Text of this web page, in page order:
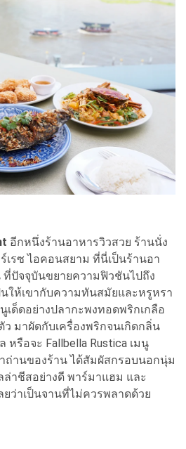
อีกหนึ่งร้านอาหารวิวสวย ร้านนั่ง
รซ ไอคอนสยาม ที่นี่เป็นร้านอา
ปัจจุบันขยายความฟิวชันไปถึง
ให้เขากับความทันสมัยและหรูหรา
เด็ดอย่างปลากะพงทอดพริกเกลือ
มาผัดกับเครื่องพริกจนเกิดกลิ่น
รือจะ Fallbella Rustica เมนู
ถ่านของร้าน ได้สัมผัสกรอบนอกนุ่ม
ล่าชีสอย่างดี พาร์มาแฮม และ
ว่าเป็นจานที่ไม่ควรพลาดด้วย